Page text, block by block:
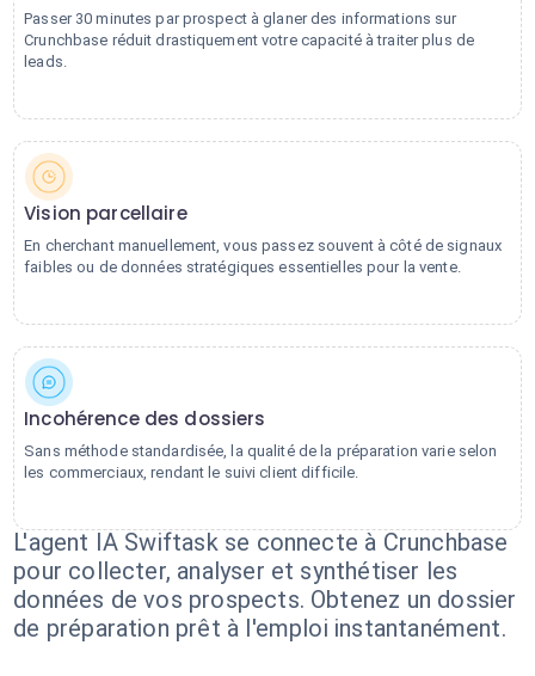
Passer 30 minutes par prospect à glaner des informations sur
Crunchbase réduit drastiquement votre capacité à traiter plus de
leads.
Vision parcellaire
En cherchant manuellement, vous passez souvent à côté de signaux
faibles ou de données stratégiques essentielles pour la vente.
Incohérence des dossiers
Sans méthode standardisée, la qualité de la préparation varie selon
les commerciaux, rendant le suivi client difficile.
L'agent IA Swiftask se connecte à Crunchbase
pour collecter, analyser et synthétiser les
données de vos prospects. Obtenez un dossier
de préparation prêt à l'emploi instantanément.